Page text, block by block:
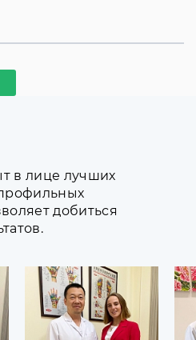
в лице лучших
добиться